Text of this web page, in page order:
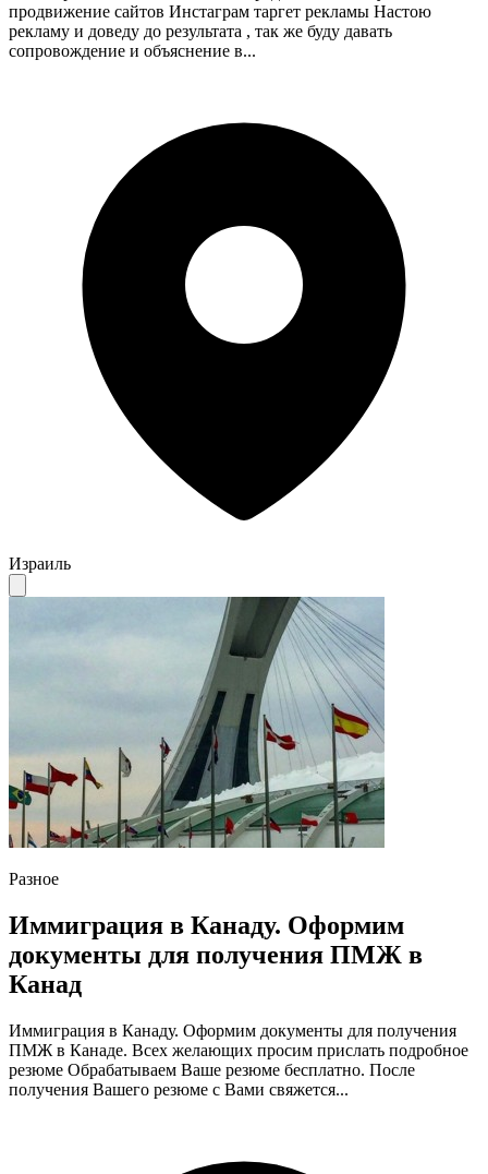
продвижение сайтов Инстаграм таргет рекламы Настою
рекламу и доведу до результата , так же буду давать
сопровождение и объяснение в...
Израиль
Разное
Иммиграция в Канаду. Оформим
документы для получения ПМЖ в
Канад
Иммиграция в Канаду. Оформим документы для получения
ПМЖ в Канаде. Всех желающих просим прислать подробное
резюме Обрабатываем Ваше резюме бесплатно. После
получения Вашего резюме с Вами свяжется...